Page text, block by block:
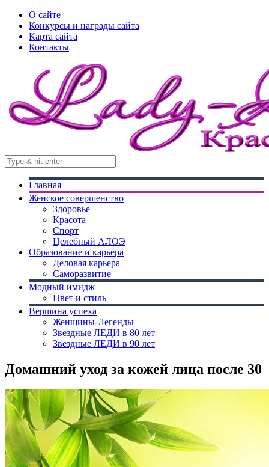
О сайте
Конкурсы и награды сайта
Карта сайта
Контакты
Главная
Женское совершенство
Здоровье
Красота
Спорт
Целебный АЛОЭ
Образование и карьера
Деловая карьера
Саморазвитие
Модный имидж
Цвет и стиль
Вершина успеха
Женщины-Легенды
Звездные ЛЕДИ в 80 лет
Звездные ЛЕДИ в 90 лет
Домашний уход за кожей лица после 30